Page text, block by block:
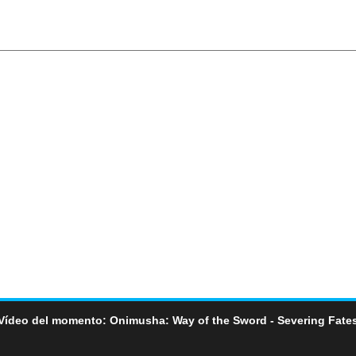
del momento: Onimusha: Way of the Sword - Severing